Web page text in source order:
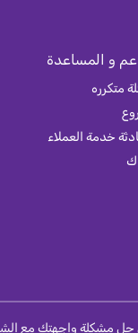
و المساعدة
متكرره
خدمة العملاء